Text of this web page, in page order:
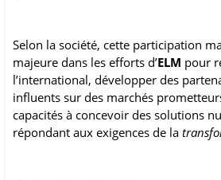
Selon la société, cette participation
majeure dans les efforts d’ELM pour
l’international, développer des
influents sur des marchés
capacités à concevoir des solutions
répondant aux exigences de la